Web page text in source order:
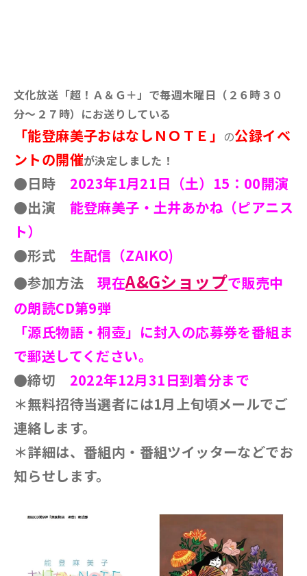
文化放送「超！Ａ＆Ｇ＋」で毎週木曜日（２６時３０
分～２７時）にお送りしている
「能登麻美子おはなしＮＯＴＥ」 の公録イベ
ントの開催が決定しました！
●日時 2023年1月21日（土）15：00開演
●出演 能登麻美子・土井あかね（ピアニス
ト）
●形式 生配信（ZAIKO)
●参加方法現在A&Gショップで販売中
の朗読CD第9弾
「源氏物語・桐壺」に封入の応募券を番組ま
で郵送してください。
●締切 2022年12月31日到着分まで
＊無料招待当選者には1月上旬頃メールでご
連絡します。
＊詳細は、番組内・番組ツイッターなどでお
知らせします。